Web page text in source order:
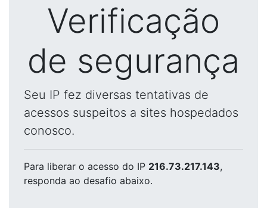
Verificação
de segurança
Seu IP fez diversas tentativas de
acessos suspeitos a sites hospedados
conosco.
Para liberar o acesso do IP 216.73.217.143,
responda ao desafio abaixo.